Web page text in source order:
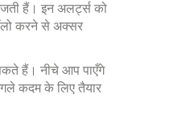
हैं। इन अलर्ट्स को
करने से अक्सर
हैं। नीचे आप पाएँगे
कदम के लिए तैयार